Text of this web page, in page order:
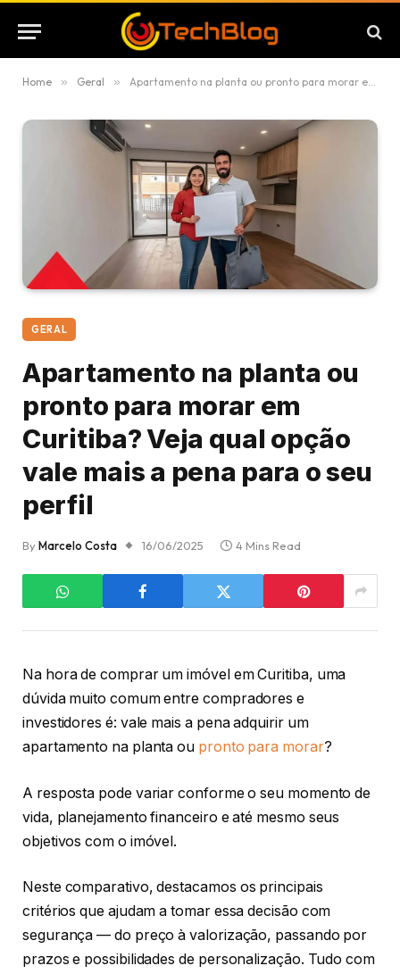
Home » Geral » Apartamento na planta ou pronto para morar em Curitiba? Veja qual opção vale mais a pena para o seu perfil
GERAL
Apartamento na planta ou
pronto para morar em
Curitiba? Veja qual opção
vale mais a pena para o seu
perfil
ByMarcelo Costa 16/06/2025 4 Mins Read
Na hora de comprar um imóvel em Curitiba, uma
dúvida muito comum entre compradores e
investidores é: vale mais a pena adquirir um
apartamento na planta ou pronto para morar?
A resposta pode variar conforme o seu momento de
vida, planejamento financeiro e até mesmo seus
objetivos com o imóvel.
Neste comparativo, destacamos os principais
critérios que ajudam a tomar essa decisão com
segurança — do preço à valorização, passando por
prazos e possibilidades de personalização. Tudo com